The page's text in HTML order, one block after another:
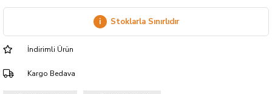
i Stoklarla Sınırlıdır
İndirimli Ürün
Kargo Bedava